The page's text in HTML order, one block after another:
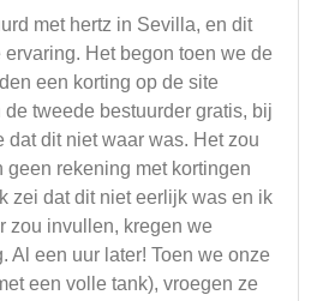
met hertz in Sevilla, en dit
Het begon toen we de
een korting op de site
tweede bestuurder gratis, bij
dat dit niet waar was. Het zou
geen rekening met kortingen
zei dat dit niet eerlijk was en ik
zou invullen, kregen we
Al een uur later! Toen we onze
een volle tank), vroegen ze